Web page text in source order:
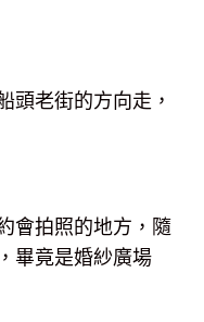
頭老街的方向走，
會拍照的地方，隨
畢竟是婚紗廣場